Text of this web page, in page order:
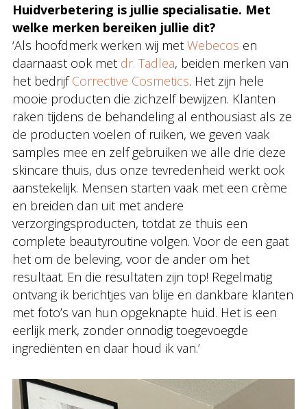
Huidverbetering is jullie specialisatie. Met
welke merken bereiken jullie dit?
‘Als hoofdmerk werken wij met Webecos en
daarnaast ook met dr. Tadlea, beiden merken van
het bedrijfCorrective Cosmetics. Het zijn hele
mooie producten die zichzelf bewijzen. Klanten
raken tijdens de behandeling al enthousiast als ze
de producten voelen of ruiken, we geven vaak
samples mee en zelf gebruiken we alle drie deze
skincare thuis, dus onze tevredenheid werkt ook
aanstekelijk. Mensen starten vaak met een crème
en breiden dan uit met andere
verzorgingsproducten, totdat ze thuis een
complete beautyroutine volgen. Voor de een gaat
het om de beleving, voor de ander om het
resultaat. En die resultaten zijn top! Regelmatig
ontvang ik berichtjes van blije en dankbare klanten
met foto’s van hun opgeknapte huid. Het is een
eerlijk merk, zonder onnodig toegevoegde
ingrediënten en daar houd ik van.’